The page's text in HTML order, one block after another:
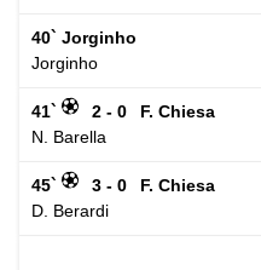
40` Jorginho
Jorginho
41` 2 - 0
F. Chiesa
N. Barella
45` 3 - 0
F. Chiesa
D. Berardi